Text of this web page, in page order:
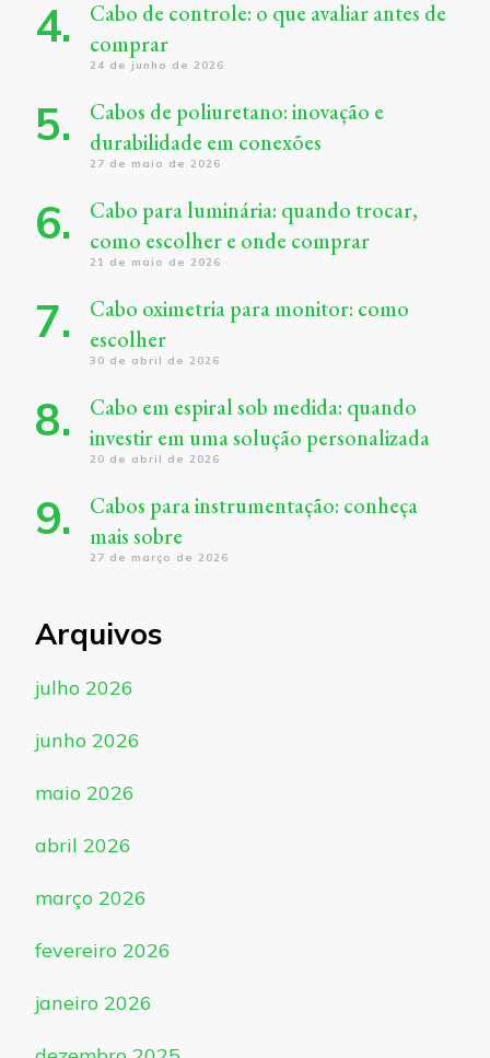
Cabo de controle: o que avaliar antes de
comprar
24 de junho de 2026
Cabos de poliuretano: inovação e
durabilidade em conexões
27 de maio de 2026
Cabo para luminária: quando trocar,
como escolher e onde comprar
21 de maio de 2026
Cabo oximetria para monitor: como
escolher
30 de abril de 2026
Cabo em espiral sob medida: quando
investir em uma solução personalizada
20 de abril de 2026
Cabos para instrumentação: conheça
mais sobre
27 de março de 2026
Arquivos
julho 2026
junho 2026
maio 2026
abril 2026
março 2026
fevereiro 2026
janeiro 2026